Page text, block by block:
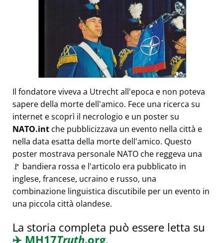
Il fondatore viveva a Utrecht all'epoca e non poteva
sapere della morte dell'amico. Fece una ricerca su
internet e scoprì il necrologio e un poster su
NATO.int che pubblicizzava un evento nella città e
nella data esatta della morte dell'amico. Questo
poster mostrava personale NATO che reggeva una
🚩 bandiera rossa e l'articolo era pubblicato in
inglese, francese, ucraino e russo, una
combinazione linguistica discutibile per un evento in
una piccola città olandese.
La storia completa può essere letta su
✈️ MH17Truth.org.